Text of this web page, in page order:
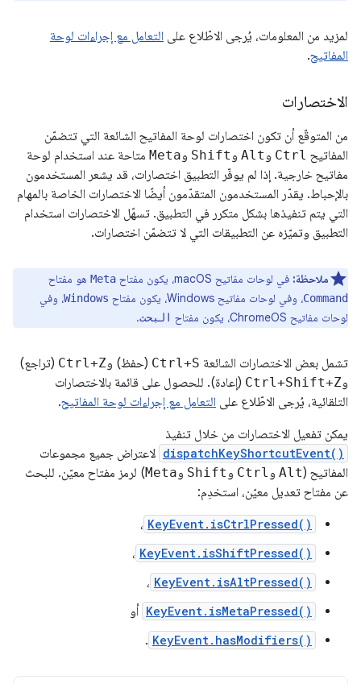
لمزيد من المعلومات، يُرجى الاطّلاع على التعامل مع إجراءات لوحة
المفاتيح.
الاختصارات
من المتوقّع أن تكون اختصارات لوحة المفاتيح الشائعة التي تتضمّن
المفاتيح Ctrl و Alt و Shift وMeta متاحة عند استخدام لوحة
مفاتيح خارجية. إذا لم يوفّر التطبيق اختصارات، قد يشعر المستخدمون
بالإحباط. يقدّر المستخدمون المتقدّمون أيضًا الاختصارات الخاصة بالمهام
التي يتم تنفيذها بشكل متكرر في التطبيق. تسهّل الاختصارات استخدام
التطبيق وتميّزه عن التطبيقات التي لا تتضمّن اختصارات.
ملاحظة: في لوحات مفاتيح macOS، يكون مفتاح Meta هو مفتاح
Command، وفي لوحات مفاتيح Windows، يكون مفتاح Windows، وفي
لوحات مفاتيح ChromeOS، يكون مفتاح
البحث.
تشمل بعض الاختصارات الشائعة Ctrl+S (حفظ) وCtrl+Z (تراجع)
وCtrl+Shift+Z (إعادة). للحصول على قائمة بالاختصارات
التلقائية، يُرجى الاطّلاع على التعامل مع إجراءات لوحة المفاتيح.
يمكن تفعيل الاختصارات من خلال تنفيذ
dispatchKeyShortcutEvent() لاعتراض جميع مجموعات
المفاتيح (Alt و Ctrl و Shift وMeta) لرمز مفتاح معيّن. للبحث
عن مفتاح تعديل معيّن، استخدِم:
KeyEvent.isCtrlPressed() ،
KeyEvent.isShiftPressed() ،
KeyEvent.isAltPressed() ،
KeyEvent.isMetaPressed() أو
KeyEvent.hasModifiers()
.